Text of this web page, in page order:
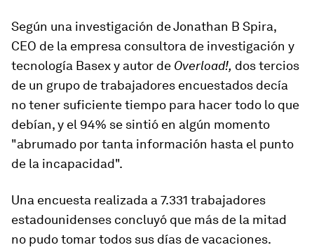
Según una investigación de Jonathan B Spira,
CEO de la empresa consultora de investigación y
tecnología Basex y autor de Overload!, dos tercios
de un grupo de trabajadores encuestados decía
no tener suficiente tiempo para hacer todo lo que
debían,y el 94% se sintió en algún momento
"abrumado por tanta información hasta el punto
de la incapacidad".
Una encuesta realizada a 7.331 trabajadores
estadounidenses concluyó que más de la mitad
no pudo tomar todos sus días de vacaciones.